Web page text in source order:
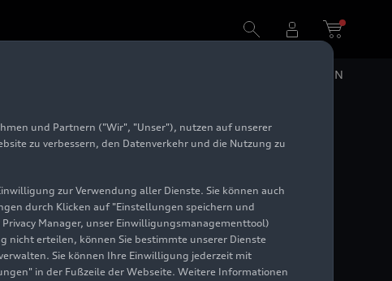
EN
und Partnern ("Wir", "Unser"), nutzen auf unserer
zu verbessern, den Datenverkehr und die Nutzung zu
zur Verwendung aller Dienste. Sie können auch
durch Klicken auf "Einstellungen speichern und
Manager, unser Einwilligungsmanagementtool)
nicht erteilen, können Sie bestimmte unserer Dienste
Sie können Ihre Einwilligung jederzeit mit
in der Fußzeile der Webseite. Weitere Informationen